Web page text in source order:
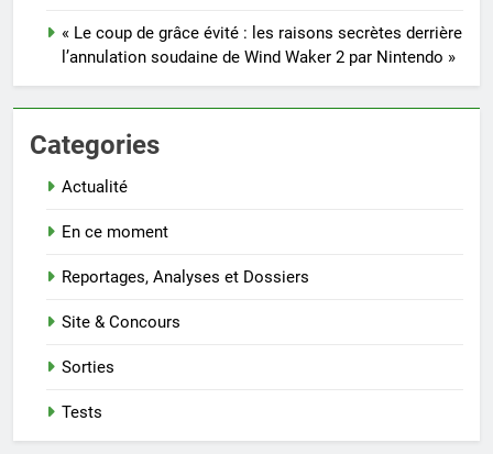
« Le coup de grâce évité : les raisons secrètes derrière
l’annulation soudaine de Wind Waker 2 par Nintendo »
Categories
Actualité
En ce moment
Reportages, Analyses et Dossiers
Site & Concours
Sorties
Tests